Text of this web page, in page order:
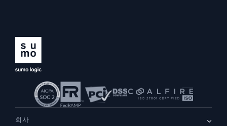
회사